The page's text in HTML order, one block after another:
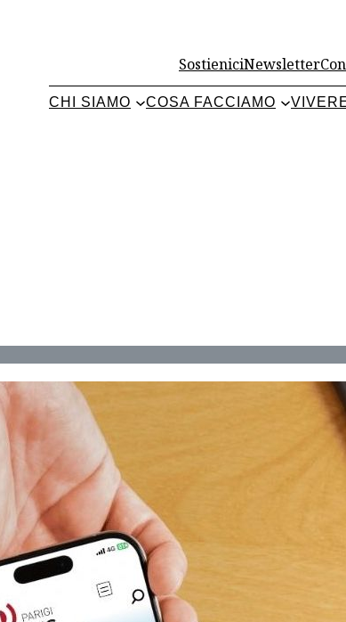
SostieniciNewsletter
CHI SIAMO COSA FACCIAMO